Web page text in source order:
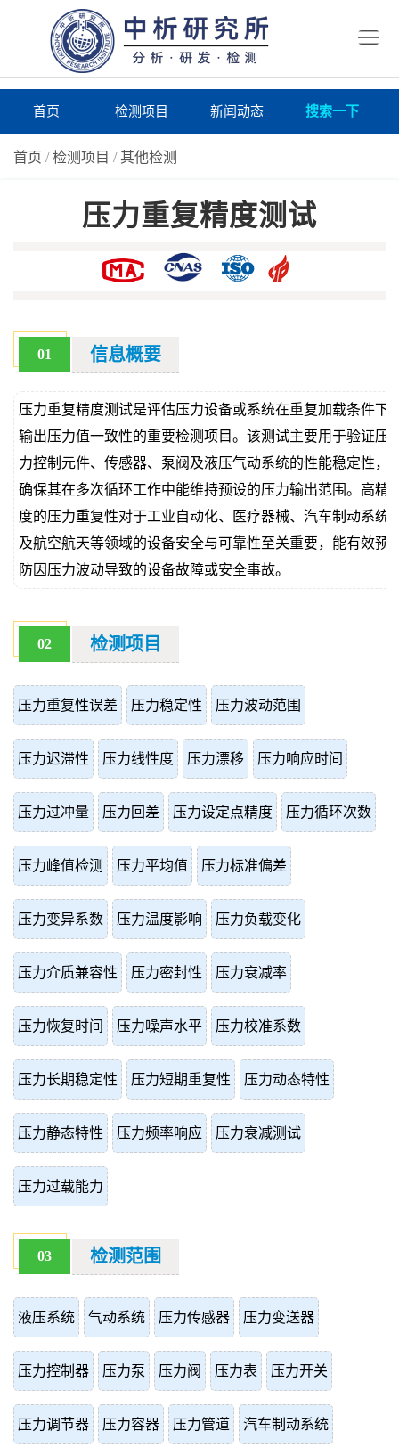
首页 检测项目 新闻动态 搜索一下
首页 /检测项目 /其他检测
压力重复精度测试
01 信息概要
压力重复精度测试是评估压力设备或系统在重复加载条件下
输出压力值一致性的重要检测项目。该测试主要用于验证压
力控制元件、传感器、泵阀及液压气动系统的性能稳定性，
确保其在多次循环工作中能维持预设的压力输出范围。高精
度的压力重复性对于工业自动化、医疗器械、汽车制动系统
及航空航天等领域的设备安全与可靠性至关重要，能有效预
防因压力波动导致的设备故障或安全事故。
02 检测项目
压力重复性误差 压力稳定性 压力波动范围
压力迟滞性 压力线性度 压力漂移 压力响应时间
压力过冲量 压力回差 压力设定点精度 压力循环次数
压力峰值检测 压力平均值 压力标准偏差
压力变异系数 压力温度影响 压力负载变化
压力介质兼容性 压力密封性 压力衰减率
压力恢复时间 压力噪声水平 压力校准系数
压力长期稳定性 压力短期重复性 压力动态特性
压力静态特性 压力频率响应 压力衰减测试
压力过载能力
03 检测范围
液压系统 气动系统 压力传感器 压力变送器
压力控制器 压力泵 压力阀 压力表 压力开关
压力调节器 压力容器 压力管道 汽车制动系统
价
真
伪
查
询